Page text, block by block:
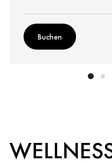
Buchen